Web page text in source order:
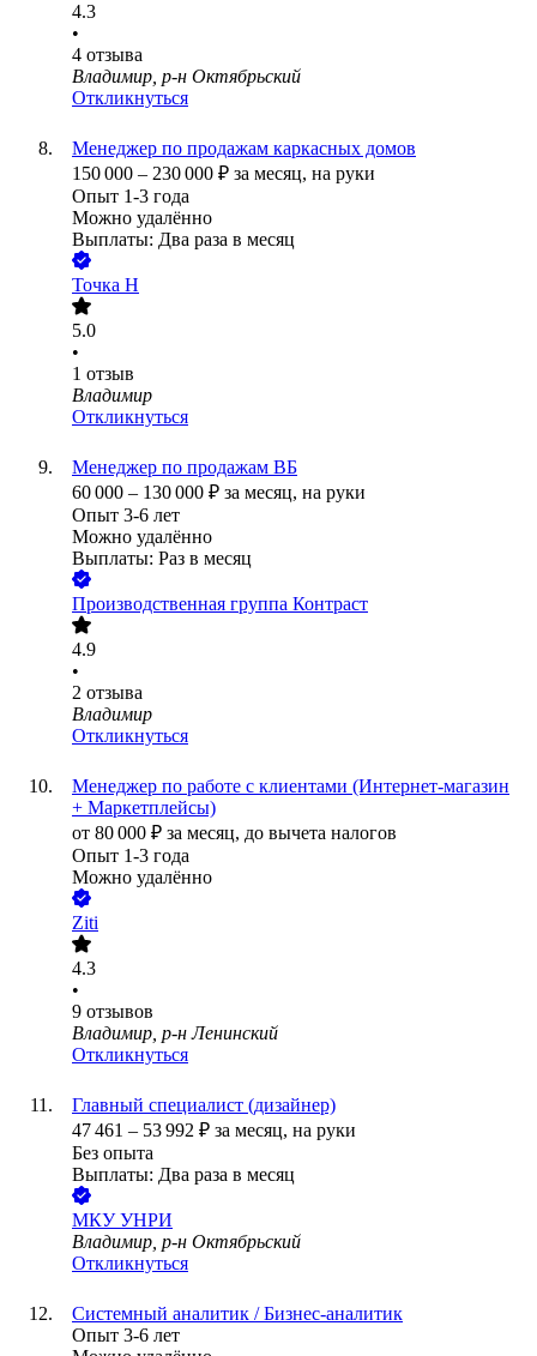
4.3
•
4 отзыва
Владимир, р-н Октябрьский
Откликнуться
Менеджер по продажам каркасных домов
150 000 – 230 000 ₽ за месяц, на руки
Опыт 1-3 года
Можно удалённо
Выплаты: Два раза в месяц
Точка H
5.0
•
1 отзыв
Владимир
Откликнуться
Менеджер по продажам ВБ
60 000 – 130 000 ₽ за месяц, на руки
Опыт 3-6 лет
Можно удалённо
Выплаты: Раз в месяц
Производственная группа Контраст
4.9
•
2 отзыва
Владимир
Откликнуться
Менеджер по работе с клиентами (Интернет-магазин
+ Маркетплейсы)
от 80 000 ₽ за месяц, до вычета налогов
Опыт 1-3 года
Можно удалённо
Ziti
4.3
•
9 отзывов
Владимир, р-н Ленинский
Откликнуться
Главный специалист (дизайнер)
47 461 – 53 992 ₽ за месяц, на руки
Без опыта
Выплаты: Два раза в месяц
МКУ УНРИ
Владимир, р-н Октябрьский
Откликнуться
Системный аналитик / Бизнес-аналитик
Опыт 3-6 лет